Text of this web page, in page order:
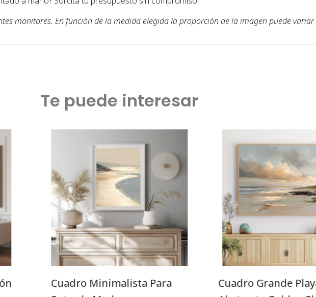
monitores. En función de la medida elegida la proporción de la imagen puede
Te puede interesar
Cuadro Minimalista Para
Cuadro Grande